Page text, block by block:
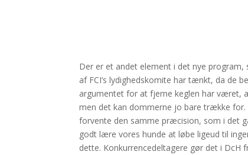
Der er et andet element i det nye
af FCI’s lydighedskomite har tænkt, da de
argumentet for at fjerne keglen har været,
men det kan dommerne jo bare trække for.
forvente den samme præcision, som i det
godt lære vores hunde at løbe ligeud til
dette. Konkurrencedeltagere gør det i DcH